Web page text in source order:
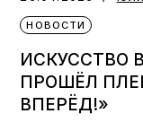
НОВОСТИ
ИСКУССТВО
ПРОШЁЛ
ВПЕРЁД!»